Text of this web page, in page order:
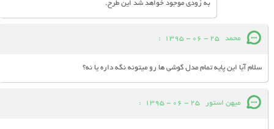
به زودی موجود خواهد شد این طرح.
محمد 25 - 06 - 1395
:
سلام آیا این پایه تمام مدل گوشی ها رو میتونه نگه داره یا نه؟
میهن استور 25 - 06 - 1395
: